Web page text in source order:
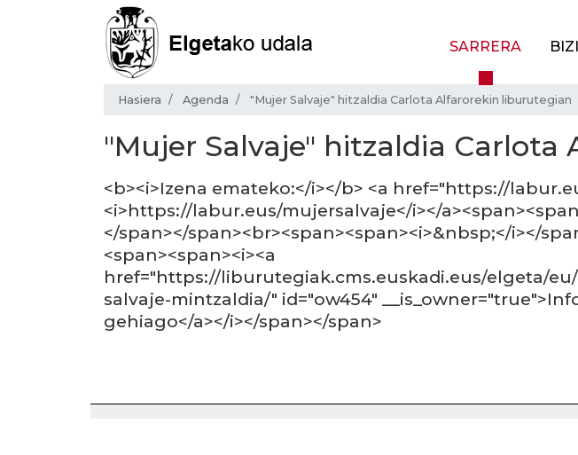
SARRERA BIZI
Hasiera Agenda "Mujer Salvaje" hitzaldia Carlota Alfarorekin liburutegian
"Mujer Salvaje" hitzaldia
<b><i>Izena emateko:</i></b> <a href="https://
<i>https://labur.eus/mujersalvaje</i></
</span></span><br><span><span><i>&nbsp;</i></
<span><span><i><a
href="https://liburutegiak.cms.euskadi.eus/elgeta/
salvaje-mintzaldia/" id="ow454"
gehiago</a></i></span></span>